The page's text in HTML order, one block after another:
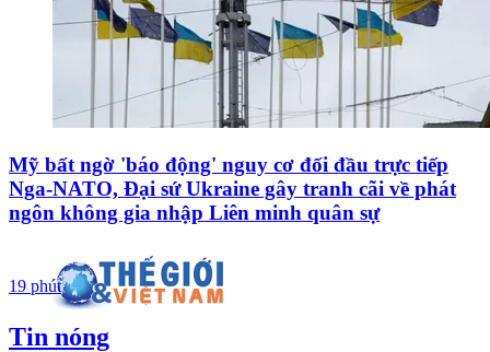
Mỹ bất ngờ 'báo động' nguy cơ đối đầu trực tiếp
Nga-NATO, Đại sứ Ukraine gây tranh cãi về phát
ngôn không gia nhập Liên minh quân sự
19 phút
Tin nóng